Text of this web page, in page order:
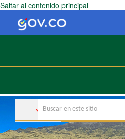
Saltar al contenido principal